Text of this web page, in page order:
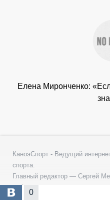
0
Елена Миронченко:
КаноэСпорт - Ведущий
спорта.
Главный редактор — Сергей
информация представлена в
Интернет-портал ведется с